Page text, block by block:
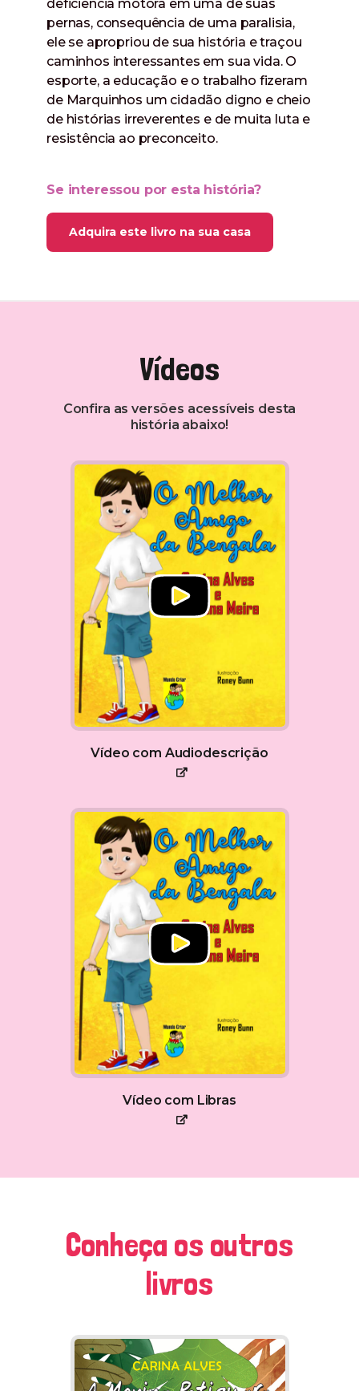
deficiência motora em uma de suas
pernas, consequência de uma paralisia,
ele se apropriou de sua história e traçou
caminhos interessantes em sua vida. O
esporte, a educação e o trabalho fizeram
de Marquinhos um cidadão digno e cheio
de histórias irreverentes e de muita luta e
resistência ao preconceito.
Se interessou por esta história?
Adquira este livro na sua casa
(abre um formulário para
Vídeos
Confira as versões acessíveis desta
história abaixo!
Vídeo com Audiodescrição
Vídeo com Libras
Conheça os outros
livros